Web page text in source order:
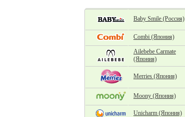
Baby Smile (Россия)
Combi (Япония)
Ailebebe Carmate
(Япония)
Merries (Япония)
Moony (Япония)
Unicharm (Япония)